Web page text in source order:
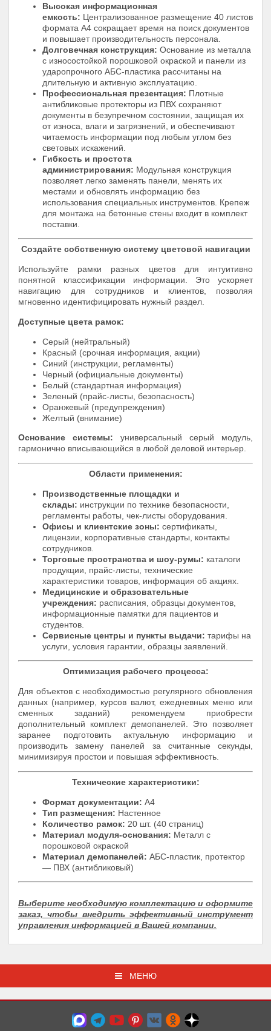
Высокая информационная
емкость: Централизованное размещение 40 листов
формата А4 сокращает время на поиск документов
и повышает производительность персонала.
Долговечная конструкция: Основание из металла
с износостойкой порошковой окраской и панели из
ударопрочного АБС-пластика рассчитаны на
длительную и активную эксплуатацию.
Профессиональная презентация: Плотные
антибликовые протекторы из ПВХ сохраняют
документы в безупречном состоянии, защищая их
от износа, влаги и загрязнений, и обеспечивают
читаемость информации под любым углом без
световых искажений.
Гибкость и простота
администрирования: Модульная конструкция
позволяет легко заменять панели, менять их
местами и обновлять информацию без
использования специальных инструментов. Крепеж
для монтажа на бетонные стены входит в комплект
поставки.
Создайте собственную систему цветовой навигации
Используйте рамки разных цветов для интуитивно
понятной классификации информации. Это ускоряет
навигацию для сотрудников и клиентов, позволяя
мгновенно идентифицировать нужный раздел.
Доступные цвета рамок:
Серый (нейтральный)
Красный (срочная информация, акции)
Синий (инструкции, регламенты)
Черный (официальные документы)
Белый (стандартная информация)
Зеленый (прайс-листы, безопасность)
Оранжевый (предупреждения)
Желтый (внимание)
Основание системы: универсальный серый модуль,
гармонично вписывающийся в любой деловой интерьер.
Области применения:
Производственные площадки и
склады: инструкции по технике безопасности,
регламенты работы, чек-листы оборудования.
Офисы и клиентские зоны: сертификаты,
лицензии, корпоративные стандарты, контакты
сотрудников.
Торговые пространства и шоу-румы: каталоги
продукции, прайс-листы, технические
характеристики товаров, информация об акциях.
Медицинские и образовательные
учреждения: расписания, образцы документов,
информационные памятки для пациентов и
студентов.
Сервисные центры и пункты выдачи: тарифы на
услуги, условия гарантии, образцы заявлений.
Оптимизация рабочего процесса:
Для объектов с необходимостью регулярного обновления
данных (например, курсов валют, ежедневных меню или
сменных заданий) рекомендуем приобрести
дополнительный комплект демопанелей. Это позволяет
заранее подготовить актуальную информацию и
производить замену панелей за считанные секунды,
минимизируя простои и повышая эффективность.
Технические характеристики:
Формат документации: А4
Тип размещения: Настенное
Количество рамок: 20 шт. (40 страниц)
Материал модуля-основания: Металл с
порошковой окраской
Материал демопанелей: АБС-пластик, протектор
— ПВХ (антибликовый)
Выберите необходимую комплектацию и оформите
заказ, чтобы внедрить эффективный инструмент
управления информацией в Вашей компании.
МЕНЮ